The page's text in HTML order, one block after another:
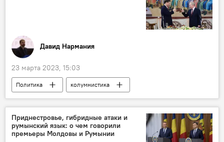
Давид Нармания
23 марта 2023, 15:03
Политика колумнистика
Приднестровье, гибридные атаки и
румынский язык: о чем говорили
премьеры Молдовы и Румынии